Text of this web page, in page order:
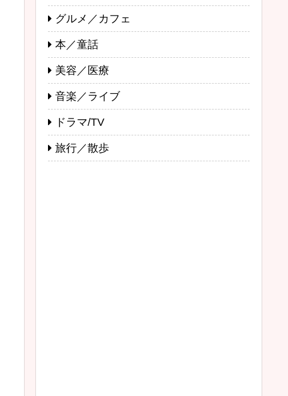
グルメ／カフェ
本／童話
美容／医療
音楽／ライブ
ドラマ/TV
旅行／散歩